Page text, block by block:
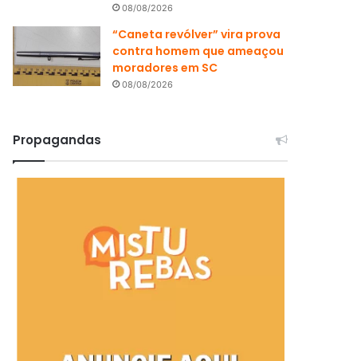
08/08/2026
“Caneta revólver” vira prova
contra homem que ameaçou
moradores em SC
08/08/2026
Propagandas